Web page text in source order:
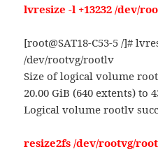
lvresize -l +13232 /dev/
[root@SAT18-C53-5 /]#
/dev/rootvg/rootlv
Size of logical volume
20.00 GiB (640 extents) to
Logical volume rootlv
resize2fs /dev/rootvg/